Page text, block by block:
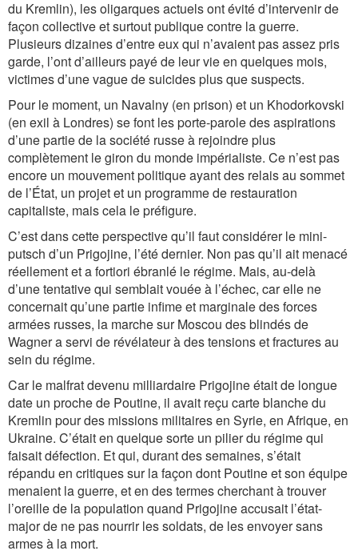
du Kremlin), les oligarques actuels ont évité d’intervenir de
façon collective et surtout publique contre la guerre.
Plusieurs dizaines d’entre eux qui n’avaient pas assez pris
garde, l’ont d’ailleurs payé de leur vie en quelques mois,
victimes d’une vague de suicides plus que suspects.
Pour le moment, un Navalny (en prison) et un Khodorkovski
(en exil à Londres) se font les porte-parole des aspirations
d’une partie de la société russe à rejoindre plus
complètement le giron du monde impérialiste. Ce n’est pas
encore un mouvement politique ayant des relais au sommet
de l’État, un projet et un programme de restauration
capitaliste, mais cela le préfigure.
C’est dans cette perspective qu’il faut considérer le mini-
putsch d’un Prigojine, l’été dernier. Non pas qu’il ait menacé
réellement et a fortiori ébranlé le régime. Mais, au-delà
d’une tentative qui semblait vouée à l’échec, car elle ne
concernait qu’une partie infime et marginale des forces
armées russes, la marche sur Moscou des blindés de
Wagner a servi de révélateur à des tensions et fractures au
sein du régime.
Car le malfrat devenu milliardaire Prigojine était de longue
date un proche de Poutine, il avait reçu carte blanche du
Kremlin pour des missions militaires en Syrie, en Afrique, en
Ukraine. C’était en quelque sorte un pilier du régime qui
faisait défection. Et qui, durant des semaines, s’était
répandu en critiques sur la façon dont Poutine et son équipe
menaient la guerre, et en des termes cherchant à trouver
l’oreille de la population quand Prigojine accusait l’état-
major de ne pas nourrir les soldats, de les envoyer sans
armes à la mort.